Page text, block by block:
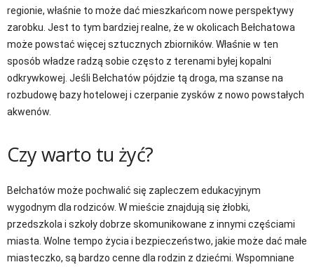
regionie, właśnie to może dać mieszkańcom nowe perspektywy
zarobku. Jest to tym bardziej realne, że w okolicach Bełchatowa
może powstać więcej sztucznych zbiorników. Właśnie w ten
sposób władze radzą sobie często z terenami byłej kopalni
odkrywkowej. Jeśli Bełchatów pójdzie tą droga, ma szanse na
rozbudowę bazy hotelowej i czerpanie zysków z nowo powstałych
akwenów.
Czy warto tu żyć?
Bełchatów może pochwalić się zapleczem edukacyjnym
wygodnym dla rodziców. W mieście znajdują się żłobki,
przedszkola i szkoły dobrze skomunikowane z innymi częściami
miasta. Wolne tempo życia i bezpieczeństwo, jakie może dać małe
miasteczko, są bardzo cenne dla rodzin z dziećmi. Wspomniane